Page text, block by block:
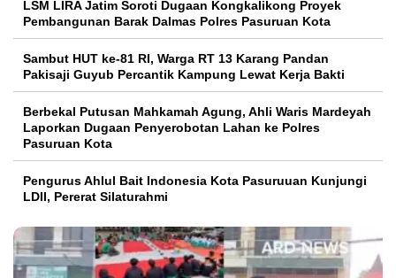
LSM LIRA Jatim Soroti Dugaan Kongkalikong Proyek
Pembangunan Barak Dalmas Polres Pasuruan Kota
Sambut HUT ke-81 RI, Warga RT 13 Karang Pandan
Pakisaji Guyub Percantik Kampung Lewat Kerja Bakti
Berbekal Putusan Mahkamah Agung, Ahli Waris Mardeyah
Laporkan Dugaan Penyerobotan Lahan ke Polres
Pasuruan Kota
Pengurus Ahlul Bait Indonesia Kota Pasuruuan Kunjungi
LDII, Pererat Silaturahmi